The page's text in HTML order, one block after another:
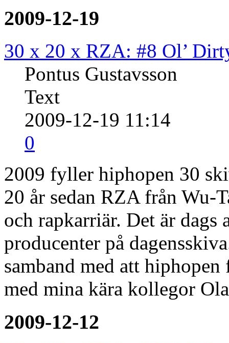
2009-12-19
30 x 20 x RZA: #8 Ol’
Pontus Gustavsson
Text
2009-12-19 11:14
0
2009 fyller hiphopen 30
20 år sedan RZA från Wu-
och rapkarriär. Det är
producenter på
samband med att
med mina kära kollegor
2009-12-12